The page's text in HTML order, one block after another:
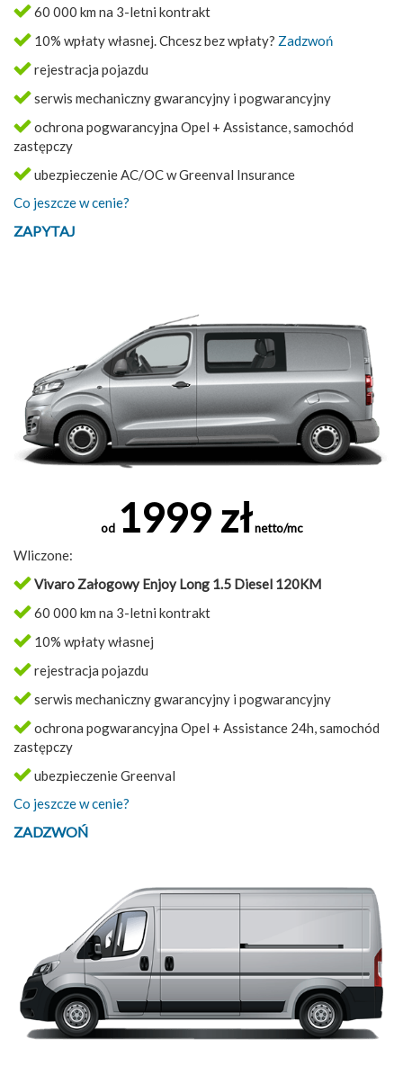
60 000 km na 3-letni kontrakt
10% wpłaty własnej. Chcesz bez wpłaty? Zadzwoń
rejestracja pojazdu
serwis mechaniczny gwarancyjny i pogwarancyjny
ochrona pogwarancyjna Opel + Assistance, samochód
zastępczy
ubezpieczenie AC/OC w Greenval Insurance
Co jeszcze w cenie?
ZAPYTAJ
od 1999 zł netto/mc
Wliczone:
Vivaro Załogowy Enjoy Long 1.5 Diesel 120KM
60 000 km na 3-letni kontrakt
10% wpłaty własnej
rejestracja pojazdu
serwis mechaniczny gwarancyjny i pogwarancyjny
ochrona pogwarancyjna Opel + Assistance 24h, samochód
zastępczy
ubezpieczenie Greenval
Co jeszcze w cenie?
ZADZWOŃ